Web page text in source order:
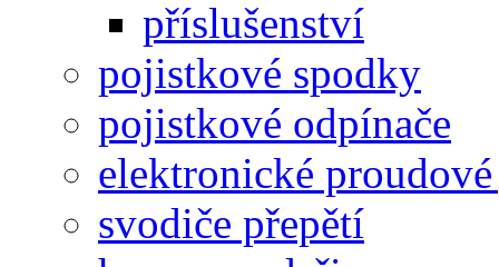
příslušenství
pojistkové spodky
pojistkové odpínače
elektronické
svodiče přepětí